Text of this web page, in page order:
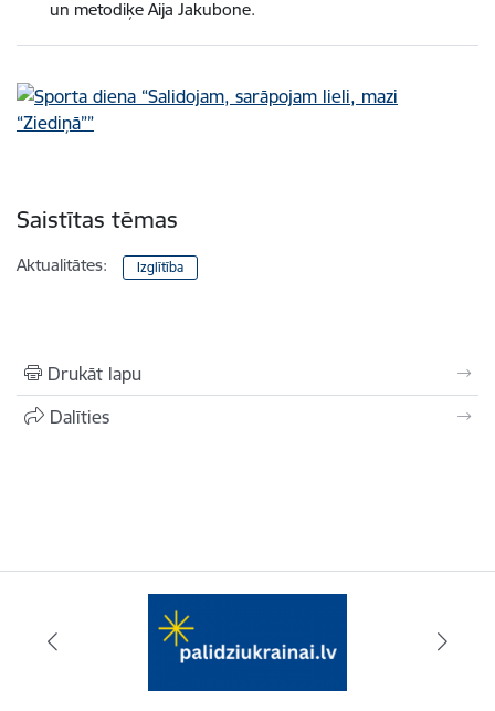
un metodiķe Aija Jakubone.
Saistītas tēmas
Aktualitātes: Izglītība
Drukāt lapu
Dalīties